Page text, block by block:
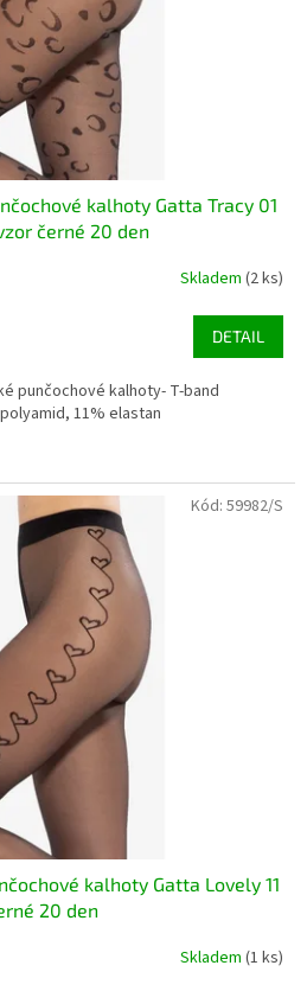
kalhoty Gatta Tracy 01
černé 20 den
Skladem (2 ks)
DETAIL
punčochové kalhoty- T-band
11% elastan
kalhoty Gatta Lovely 11
20 den
Skladem (1 ks)
Kód: 59982/S